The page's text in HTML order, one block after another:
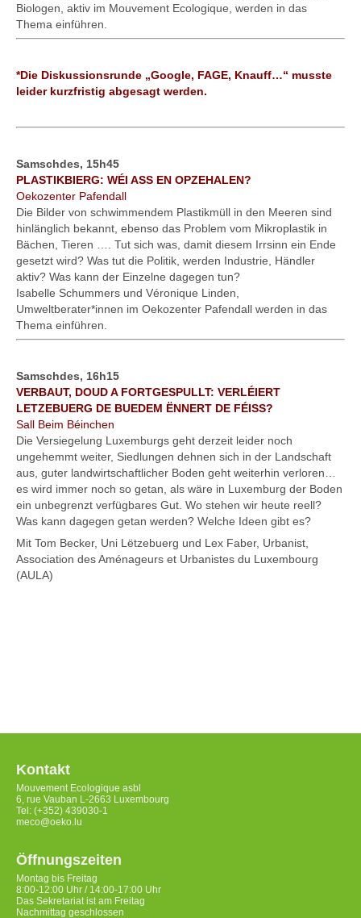
Biologen, aktiv im Mouvement Ecologique, werden in das
Thema einführen.
*Die Diskussionsrunde „Google, FAGE, Knauff…“ musste
leider kurzfristig abgesagt werden.
Samschdes, 15h45
PLASTIKBIERG: WÉI ASS EN OPZEHALEN?
Oekozenter Pafendall
Die Bilder von schwimmendem Plastikmüll in den Meeren sind
hinlänglich bekannt, ebenso das Problem vom Mikroplastik in
Bächen, Tieren …. Tut sich was, damit diesem Irrsinn ein Ende
gesetzt wird? Was tut die Politik, werden Industrie, Händler
aktiv? Was kann der Einzelne dagegen tun?
Isabelle Schummers und Véronique Linden,
Umweltberater*innen im Oekozenter Pafendall werden in das
Thema einführen.
Samschdes, 16h15
VERBAUT, DOUD A FORTGESPULLT: VERLÉIERT
LETZEBUERG DE BUEDEM ËNNERT DE FÉISS?
Sall Beim Béinchen
Die Versiegelung Luxemburgs geht derzeit leider noch
ungehemmt weiter, Siedlungen dehnen sich in der Landschaft
aus, guter landwirtschaftlicher Boden geht weiterhin verloren…
es wird immer noch so getan, als wäre in Luxemburg der Boden
ein unbegrenzt verfügbares Gut. Wo stehen wir heute reell?
Was kann dagegen getan werden? Welche Ideen gibt es?
Mit Tom Becker, Uni Lëtzebuerg und Lex Faber, Urbanist,
Association des Aménageurs et Urbanistes du Luxembourg
(AULA)
Kontakt
Mouvement Ecologique asbl
6, rue Vauban L-2663 Luxembourg
Tel: (+352) 439030-1
meco@oeko.lu
Öffnungszeiten
Montag bis Freitag
8:00-12:00 Uhr / 14:00-17:00 Uhr
Das Sekretariat ist am Freitag
Nachmittag geschlossen